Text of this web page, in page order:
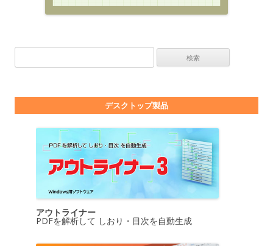
デスクトップ製品
アウトライナー
PDFを解析して しおり・目次を自動生成